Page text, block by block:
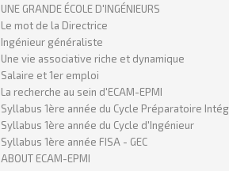
UNE GRANDE ÉCOLE D'INGÉNIEURS
Le mot de la Directrice
Ingénieur généraliste
Une vie associative riche et dynamique
Salaire et 1er emploi
La recherche au sein d'ECAM-EPMI
Syllabus 1ère année du Cycle Préparatoire
Syllabus 1ère année du Cycle d'Ingénieur
Syllabus 1ère année FISA - GEC
ABOUT ECAM-EPMI